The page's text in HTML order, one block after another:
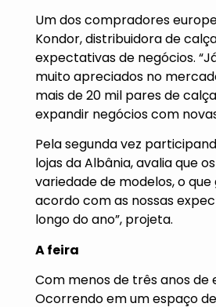
Um dos compradores
Kondor, distribuidora de
expectativas de negócios.
muito apreciados no
mais de 20 mil pares de
expandir negócios com
Pela segunda vez
lojas da Albânia, avalia que
variedade de modelos, o
acordo com as nossas
longo do ano”, projeta.
A feira
Com menos de três anos de
Ocorrendo em um espaço